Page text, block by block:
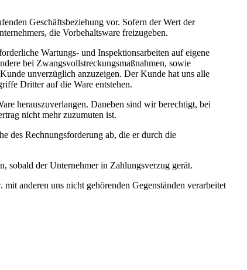
Geschäftsbeziehung vor. Sofern der Wert der
die Vorbehalts­ware freizugeben.
Wartungs- und Inspektionsarbeiten auf eigene
bei Zwangsvollstreckungs­maßnahmen, sowie
unverzüglich anzuzeigen. Der Kunde hat uns alle
Dritter auf die Ware entstehen.
herauszuverlangen. Daneben sind wir berechtigt, bei
nicht mehr zuzumuten ist.
des Rechnungsforderung ab, die er durch die
sobald der Unternehmer in Zahlungsverzug gerät.
anderen uns nicht gehörenden Gegen­ständen verarbeitet